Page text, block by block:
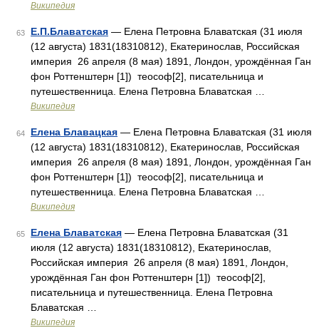
Википедия
63 Е.П.Блаватская — Елена Петровна Блаватская (31 июля
(12 августа) 1831(18310812), Екатеринослав, Российская
империя 26 апреля (8 мая) 1891, Лондон, урождённая Ган
фон Роттенштерн [1]) теософ[2], писательница и
путешественница. Елена Петровна Блаватская …
Википедия
64 Елена Блавацкая — Елена Петровна Блаватская (31 июля
(12 августа) 1831(18310812), Екатеринослав, Российская
империя 26 апреля (8 мая) 1891, Лондон, урождённая Ган
фон Роттенштерн [1]) теософ[2], писательница и
путешественница. Елена Петровна Блаватская …
Википедия
65 Елена Блаватская — Елена Петровна Блаватская (31
июля (12 августа) 1831(18310812), Екатеринослав,
Российская империя 26 апреля (8 мая) 1891, Лондон,
урождённая Ган фон Роттенштерн [1]) теософ[2],
писательница и путешественница. Елена Петровна
Блаватская …
Википедия